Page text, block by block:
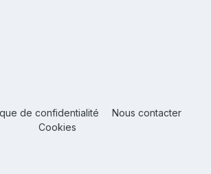
de confidentialité
Nous contacter
Cookies